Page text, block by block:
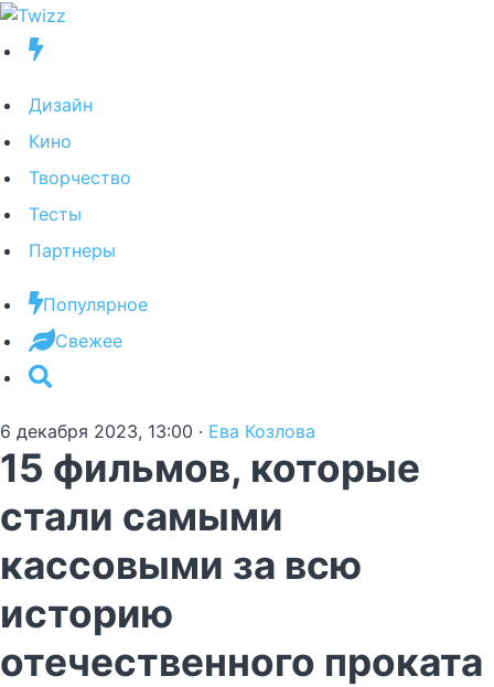
Дизайн
Кино
Творчество
Тесты
Партнеры
Популярное
Свежее
6 декабря 2023, 13:00 · Ева Козлова
15 фильмов, которые
стали самыми
кассовыми за всю
историю
отечественного проката